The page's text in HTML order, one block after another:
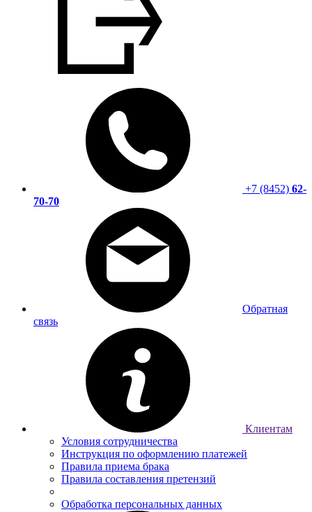
+7 (8452) 62-
70-70
Обратная
связь
Клиентам
Условия сотрудничества
Инструкция по оформлению платежей
Правила приема брака
Правила составления претензий
Обработка персональных данных